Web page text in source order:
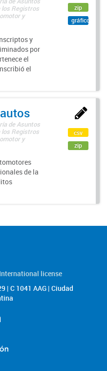
los Registros
y
y
por
el
el
zip
gráfico
de Asuntos
los Registros
y
de la
csv
zip
license
| C 1041 AAG | Ciudad